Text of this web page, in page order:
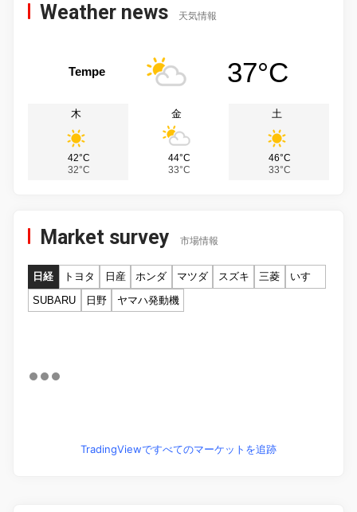
Weather news 天気情報
Tempe 37°C
木
42°C
32°C
金
44°C
33°C
土
46°C
33°C
Market survey 市場情報
日経 トヨタ 日産 ホンダ マツダ スズキ 三菱
いすゞ
SUBARU
日野 ヤマハ発動機
TradingViewですべてのマーケットを追跡